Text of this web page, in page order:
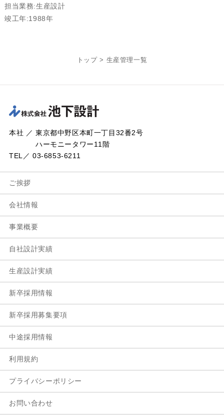
担当業務:生産設計
竣工年:1988年
トップ > 生産管理一覧
本社 ／ 東京都中野区本町一丁目32番2号
ハーモニータワー11階
TEL／ 03-6853-6211
ご挨拶
会社情報
事業概要
自社設計実績
生産設計実績
新卒採用情報
新卒採用募集要項
中途採用情報
利用規約
プライバシーポリシー
お問い合わせ